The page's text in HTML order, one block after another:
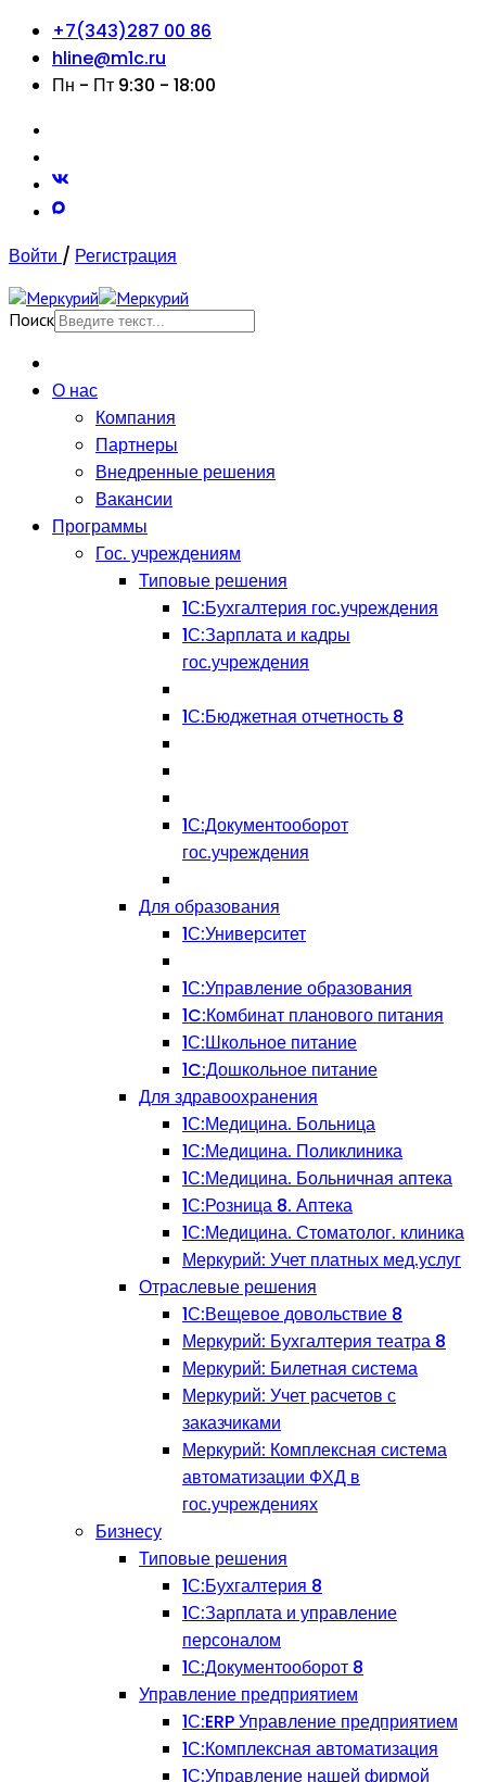
+7(343)287 00 86
hline@m1c.ru
Пн - Пт 9:30 - 18:00
Войти / Регистрация
Поиск
О нас
Компания
Партнеры
Внедренные решения
Вакансии
Программы
Гос. учреждениям
Типовые решения
1С:Бухгалтерия гос.учреждения
1С:Зарплата и кадры
гос.учреждения
1С:Бюджетная отчетность 8
1С:Документооборот
гос.учреждения
Для образования
1С:Университет
1С:Управление образования
1C:Комбинат планового питания
1С:Школьное питание
1C:Дошкольное питание
Для здравоохранения
1С:Медицина. Больница
1С:Медицина. Поликлиника
1С:Медицина. Больничная аптека
1С:Розница 8. Аптека
1С:Медицина. Стоматолог. клиника
Меркурий: Учет платных мед.услуг
Отраслевые решения
1С:Вещевое довольствие 8
Меркурий: Бухгалтерия театра 8
Меркурий: Билетная система
Меркурий: Учет расчетов с
заказчиками
Меркурий: Комплексная система
автоматизации ФХД в
гос.учреждениях
Бизнесу
Типовые решения
1С:Бухгалтерия 8
1С:Зарплата и управление
персоналом
1С:Документооборот 8
Управление предприятием
1С:ERP Управление предприятием
1С:Комплексная автоматизация
1С:Управление нашей фирмой